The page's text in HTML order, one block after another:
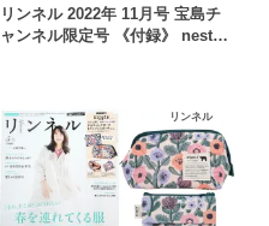
リンネル 2022年 11月号 宝島チ
ャンネル限定号 《付録》 nest…
リンネル